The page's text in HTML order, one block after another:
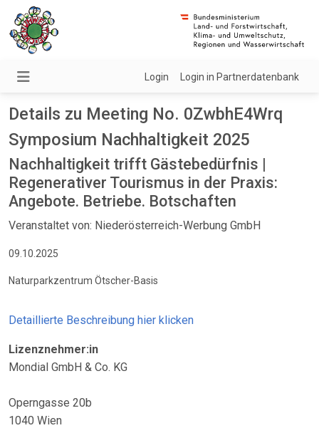
Login Login in Partnerdatenbank
Details zu Meeting No. 0ZwbhE4Wrq
Symposium Nachhaltigkeit 2025
Nachhaltigkeit trifft Gästebedürfnis |
Regenerativer Tourismus in der Praxis:
Angebote. Betriebe. Botschaften
Veranstaltet von: Niederösterreich-Werbung GmbH
09.10.2025
Naturparkzentrum Ötscher-Basis
Detaillierte Beschreibung hier klicken
Lizenznehmer:in
Mondial GmbH & Co. KG
Operngasse 20b
1040 Wien